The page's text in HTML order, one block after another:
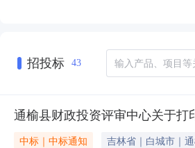
招投标 43
通榆县财政投资评审中心关于
中标｜中标通知 吉林省｜白城市｜